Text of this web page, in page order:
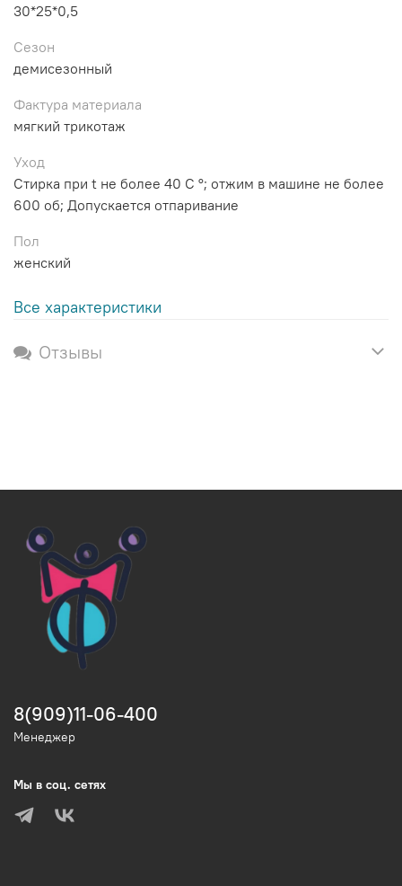
30*25*0,5
Сезон
демисезонный
Фактура материала
мягкий трикотаж
Уход
Стирка при t не более 40 C °; отжим в машине не более
600 об; Допускается отпаривание
Пол
женский
Все характеристики
Отзывы
8(909)11-06-400
Менеджер
Мы в соц. сетях